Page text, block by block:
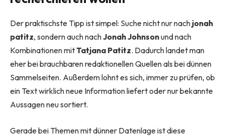
Der praktischste Tipp ist simpel: Suche nicht nur nach jonah
patitz, sondern auch nachJonah Johnsonund nach
Kombinationen mitTatjana Patitz. Dadurch landet man
eher bei brauchbaren redaktionellen Quellen als bei dünnen
Sammelseiten. Außerdem lohnt es sich, immer zu prüfen, ob
ein Text wirklich neue Information liefert oder nur bekannte
Aussagen neu sortiert.
Gerade bei Themen mit dünner Datenlage ist diese